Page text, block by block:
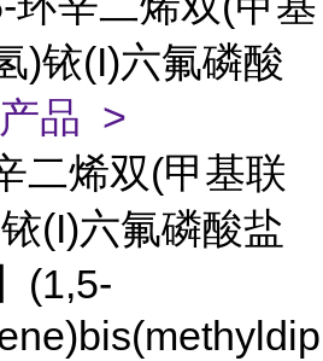
)铱(I)六氟磷酸
品 >
二烯双(甲基联
(I)六氟磷酸盐
(1,5-